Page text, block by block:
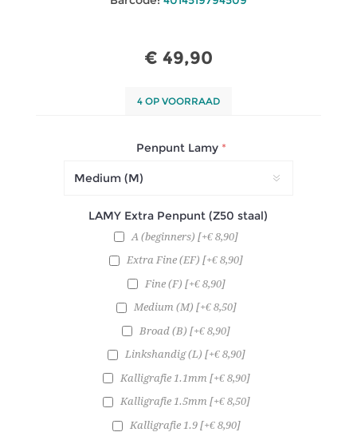
€ 49,90
4 OP VOORRAAD
Penpunt Lamy *
LAMY Extra Penpunt (Z50 staal)
A (beginners) [+€ 8,90]
Extra Fine (EF) [+€ 8,90]
Fine (F) [+€ 8,90]
Medium (M) [+€ 8,50]
Broad (B) [+€ 8,90]
Linkshandig (L) [+€ 8,90]
Kalligrafie 1.1mm [+€ 8,90]
Kalligrafie 1.5mm [+€ 8,50]
Kalligrafie 1.9 [+€ 8,90]